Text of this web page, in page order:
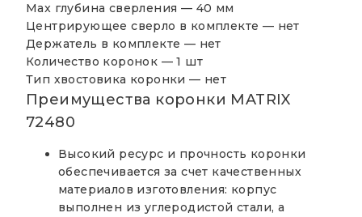
Max глубина сверления — 40 мм
Центрирующее сверло в комплекте — нет
Держатель в комплекте — нет
Количество коронок —1 шт
Тип хвостовика коронки — нет
Преимущества коронки MATRIX
72480
Высокий ресурс и прочность коронки
обеспечивается за счет качественных
материалов изготовления: корпус
выполнен из углеродистой стали, а